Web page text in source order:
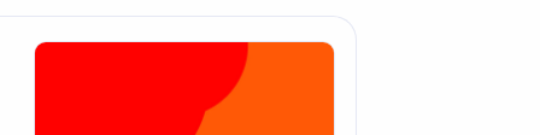
Апатиты